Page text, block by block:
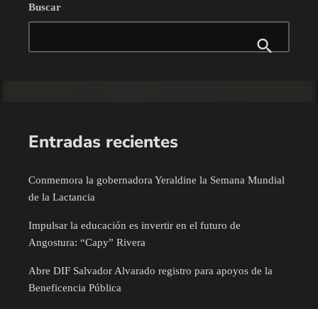
Buscar
Entradas recientes
Conmemora la gobernadora Yeraldine la Semana Mundial
de la Lactancia
Impulsar la educación es invertir en el futuro de
Angostura: “Capy” Rivera
Abre DIF Salvador Alvarado registro para apoyos de la
Beneficencia Pública